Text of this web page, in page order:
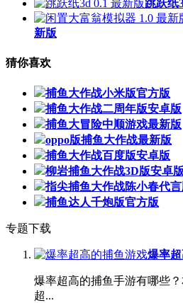
跳跃纸
新版
猜你喜欢
捕鱼大作战小米版官方版
捕鱼大作战二周年版安卓版
捕鱼大冒险中顺游戏最新版
oppo版捕鱼大作战最新版
捕鱼大作战百度版安卓版
柳岩捕鱼大作战3D版安卓版
指尖捕鱼大作战陈小春代
捕鱼达人千炮版官方版
专题下载
爆率
爆率超高的捕鱼手游有哪些
超...